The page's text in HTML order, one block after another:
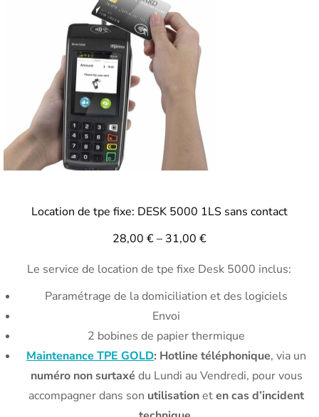
Location de tpe fixe: DESK 5000 1LS sans contact
28,00 €– 31,00 €
Le service de location de tpe fixe Desk 5000 inclus:
Paramétrage de la domiciliation et des logiciels
Envoi
2 bobines de papier thermique
Maintenance TPE GOLD: Hotline téléphonique, via un
numéro non surtaxé du Lundi au Vendredi, pour vous
accompagner dans son utilisationeten cas d’incident